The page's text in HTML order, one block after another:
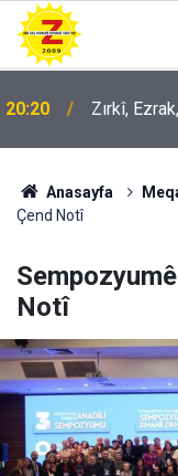
09:56 Ji Zilma
Anasayfa
Çend Notî
Notî